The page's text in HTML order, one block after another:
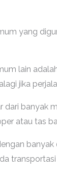
yang
lain
jika
banyak
atau tas